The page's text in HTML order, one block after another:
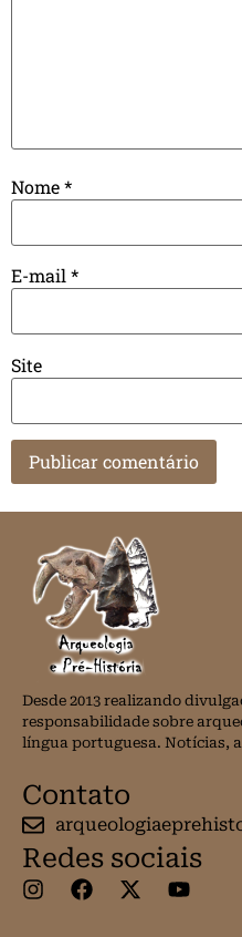
Nome*
E-mail*
Site
Desde 2013 realizando
responsabilidade sobre
língua portuguesa. Notícias,
Contato
Redes sociais